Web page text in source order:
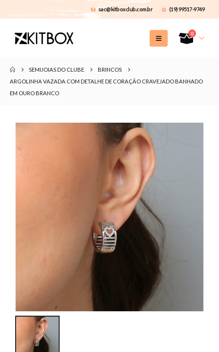
sac@kitboxclub.com.br (19) 99517-9749
0
SEMIJOIAS DO CLUBE
BRINCOS
ARGOLINHA VAZADA COM DETALHE DE CORAÇÃO CRAVEJADO BANHADO
EM OURO BRANCO